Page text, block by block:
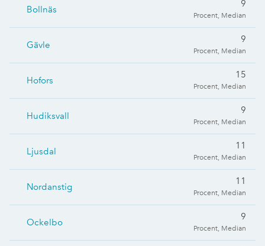
Bollnäs
9
Procent, Median
Gävle
9
Procent, Median
Hofors
15
Procent, Median
Hudiksvall
9
Procent, Median
Ljusdal
11
Procent, Median
Nordanstig
11
Procent, Median
Ockelbo
9
Procent, Median